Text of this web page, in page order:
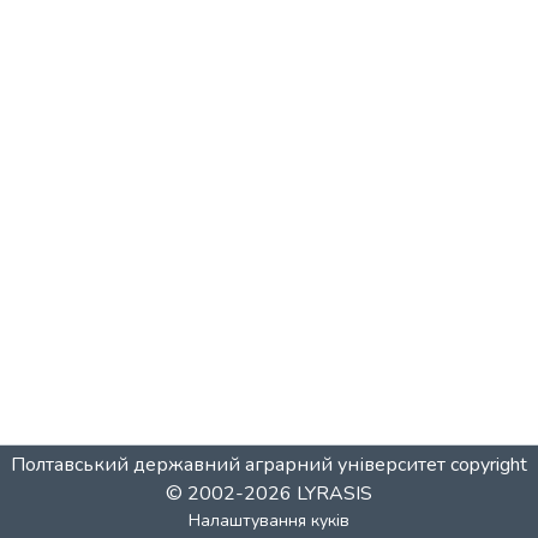
Полтавський державний аграрний університетcopyright
© 2002-2026 LYRASIS
Налаштування куків